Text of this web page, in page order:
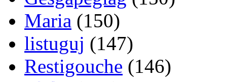
Maria (150)
listuguj (147)
Restigouche (146)